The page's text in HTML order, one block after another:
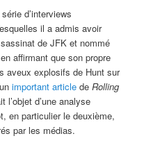
d’interviews
il a admis avoir
de JFK et nommé
affirmant que son propre
aveux explosifs de Hunt sur
important article deRolling
l’objet d’une analyse
en particulier le deuxième,
par les médias.